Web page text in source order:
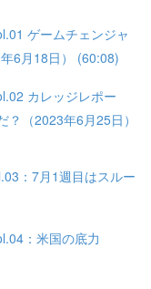
ゲームチェンジャ
6月18日） (60:08)
カレッジレポー
？（2023年6月25日）
：7月1週目はスルー
：米国の底力